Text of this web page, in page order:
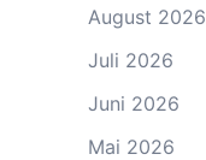
August 2026
Juli 2026
Juni 2026
Mai 2026